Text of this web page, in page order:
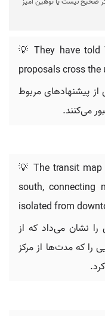
💡 They have told
proposals cross the
از پیشنهادهای مربوط
می‌کنند.
💡 The transit
south, connecting
isolated from
نشان می‌داد که از
که مدت‌ها از مرکز